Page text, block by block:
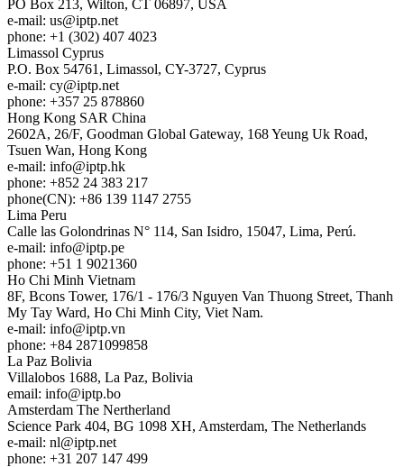
PO Box 213, Wilton, CT 06897, USA
e-mail: us
iptp.net
phone: +1 (302) 407 4023
Limassol Cyprus
P.O. Box 54761, Limassol, CY-3727, Cyprus
e-mail: cy
iptp.net
phone: +357 25 878860
Hong Kong SAR China
2602A, 26/F, Goodman Global Gateway, 168 Yeung Uk Road,
Tsuen Wan, Hong Kong
e-mail: info
iptp.hk
phone: +852 24 383 217
phone(CN): +86 139 1147 2755
Lima Peru
Calle las Golondrinas N° 114, San Isidro, 15047, Lima, Perú.
e-mail: info
iptp.pe
phone: +51 1 9021360
Ho Chi Minh Vietnam
8F, Bcons Tower, 176/1 - 176/3 Nguyen Van Thuong Street, Thanh
My Tay Ward, Ho Chi Minh City, Viet Nam.
e-mail: info
iptp.vn
phone: +84 2871099858
La Paz Bolivia
Villalobos 1688, La Paz, Bolivia
email: info
iptp.bo
Amsterdam The Nertherland
Science Park 404, BG 1098 XH, Amsterdam, The Netherlands
e-mail: nl
iptp.net
phone: +31 207 147 499